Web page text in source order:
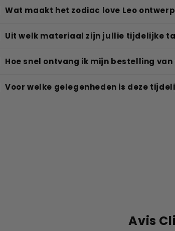
Wat maakt het zodiac love Leo
Uit welk materiaal zijn jullie tijdelijke
Hoe snel ontvang ik mijn bestelling
Voor welke gelegenheden is deze
Avis